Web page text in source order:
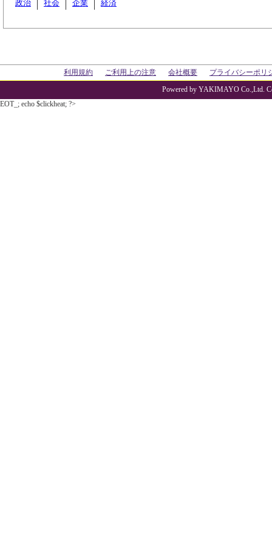
政治 社会 企業 経済
利用規約 ご利用上の注意 会社概要 プライバシーポリ
Powered by YAKIMAYO Co.,Ltd.
EOT_; echo $clickheat; ?>